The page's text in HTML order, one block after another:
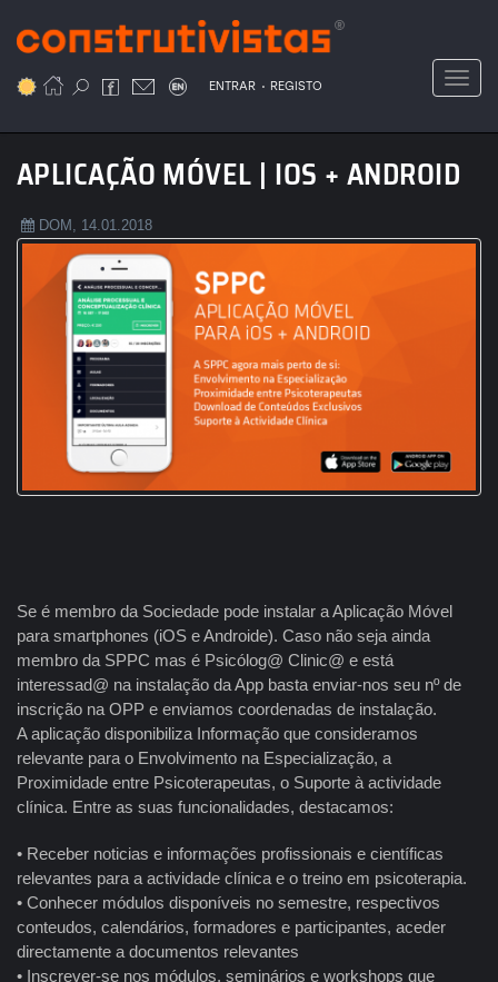
para
conteúdo
ENTRAR . REGISTO
APLICAÇÃO MÓVEL | IOS + ANDROID
DOM, 14.01.2018
Se é membro da Sociedade pode instalar a Aplicação Móvel
para smartphones (iOS e Androide). Caso não seja ainda
membro da SPPC mas é Psicólog@ Clinic@ e está
interessad@ na instalação da App basta enviar-nos seu nº de
inscrição na OPP e enviamos coordenadas de instalação.
A aplicação disponibiliza Informação que consideramos
relevante para o Envolvimento na Especialização, a
Proximidade entre Psicoterapeutas, o Suporte à actividade
clínica. Entre as suas funcionalidades, destacamos:
• Receber noticias e informações profissionais e científicas
relevantes para a actividade clínica e o treino em psicoterapia.
• Conhecer módulos disponíveis no semestre, respectivos
conteudos, calendários, formadores e participantes, aceder
directamente a documentos relevantes
• Inscrever-se nos módulos, seminários e workshops que